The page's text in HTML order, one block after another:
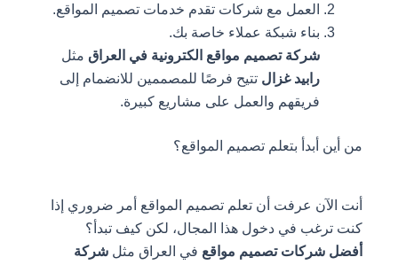
العمل مع شركات تقدم خدمات تصميم المواقع.
بناء شبكة عملاء خاصة بك.
شركة تصميم مواقع الكترونية في العراق مثل
رابيد غزال تتيح فرصًا للمصممين للانضمام إلى
فريقهم والعمل على مشاريع كبيرة.
من أين أبدأ بتعلم تصميم المواقع؟
أنت الآن عرفت أن تعلم تصميم المواقع أمر ضروري إذا
كنت ترغب في دخول هذا المجال، لكن كيف تبدأ؟
أفضل شركات تصميم مواقع في العراق مثلشركة